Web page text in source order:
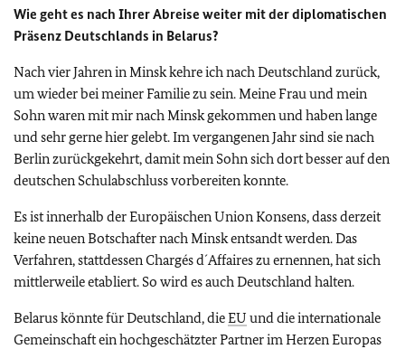
Wie geht es nach Ihrer Abreise weiter mit der diplomatischen
Präsenz Deutschlands in Belarus?
Nach vier Jahren in Minsk kehre ich nach Deutschland zurück,
um wieder bei meiner Familie zu sein. Meine Frau und mein
Sohn waren mit mir nach Minsk gekommen und haben lange
und sehr gerne hier gelebt. Im vergangenen Jahr sind sie nach
Berlin zurückgekehrt, damit mein Sohn sich dort besser auf den
deutschen Schulabschluss vorbereiten konnte.
Es ist innerhalb der Europäischen Union Konsens, dass derzeit
keine neuen Botschafter nach Minsk entsandt werden. Das
Verfahren, stattdessen Chargés d´Affaires zu ernennen, hat sich
mittlerweile etabliert. So wird es auch Deutschland halten.
Belarus könnte für Deutschland, dieEU und die internationale
Gemeinschaft ein hochgeschätzter Partner im Herzen Europas